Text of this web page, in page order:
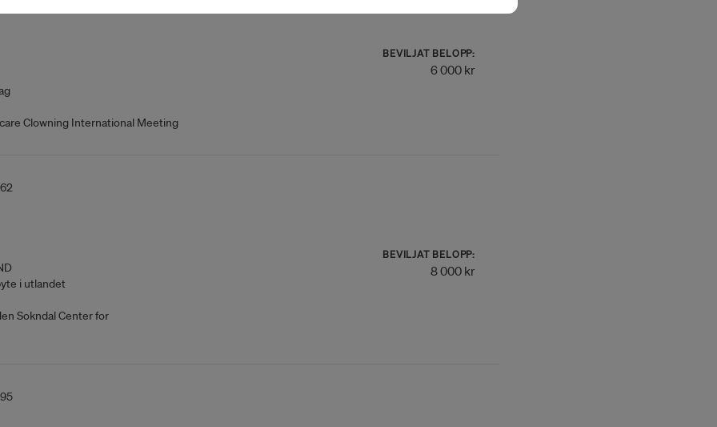
Clowning International Meeting
BEVILJAT BELOPP:
6 000 kr
i utlandet
Sokndal Center for
BEVILJAT BELOPP:
8 000 kr